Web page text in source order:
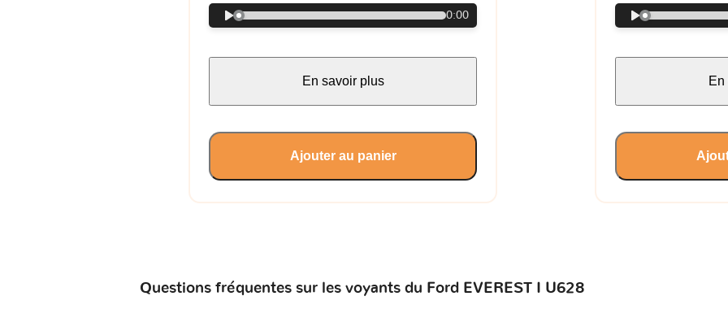
0:00
En savoir plus
Ajouter au panier
Questions fréquentes sur les voyants du Ford EVEREST I U628